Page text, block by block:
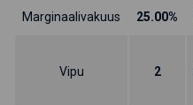
Marginaalivakuus 25.00%
Vipu 2